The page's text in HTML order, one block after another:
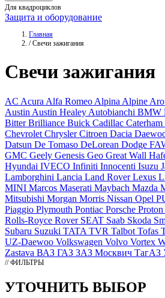
Для квадроциклов
Защита и оборудование
Главная
/ Свечи зажигания
Свечи зажигания
AC Acura Alfa Romeo Alpina Alpine Aro
Austin Austin Healey Autobianchi BMW
BitterBrilliance Buick Cadillac Caterham
Chevrolet ChryslerCitroen Dacia
Datsun De Tomaso DeLorean Dodge
GMC Geely Genesis Geo Great Wall
Hyundai IVECO Infiniti Innocenti Isuzu
Lamborghini Lancia Land RoverLexus
MINI Marcos Maserati Maybach Mazda
Mitsubishi Morgan Morris Nissan Opel
Piaggio Plymouth Pontiac Porsche Proton
Rolls-Royce Rover SEAT Saab Skoda
Subaru Suzuki TATA TVR Talbot Tofas
UZ-Daewoo Volkswagen Volvo Vortex
Zastava ВАЗ ГАЗ ЗАЗ Москвич ТагАЗ
// ФИЛЬТРЫ
УТОЧНИТЬ ВЫБОР